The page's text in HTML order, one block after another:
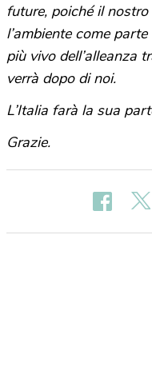
future, poiché il
l’ambiente come
più vivo dell’alleanza
verrà dopo di noi.
L’Italia farà la sua
Grazie.